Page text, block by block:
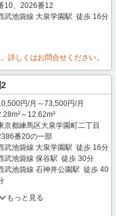
10、2026番12
武池袋線 大泉学園駅 徒歩 16分
詳しくはお問合せください。
円/月～73,500円/月
～12.62m²
京都練馬区大泉学園町二丁目
番20の一部
武池袋線 大泉学園駅 徒歩 16分
武池袋線 保谷駅 徒歩 30分
武池袋線 石神井公園駅 徒歩 40
もっと見る